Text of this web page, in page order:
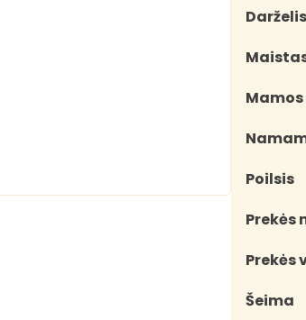
Darželis
Poilsis
Prekės
Prekės
Šeima